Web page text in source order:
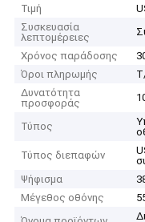
Τιμή
Συσκευασία
λεπτομέρειες
Χρόνος παράδοσης
Όροι πληρωμής
Δυνατότητα
προσφοράς
Τύπος
Τύπος διεπαφών
Ψήφισμα
Μέγεθος οθόνης